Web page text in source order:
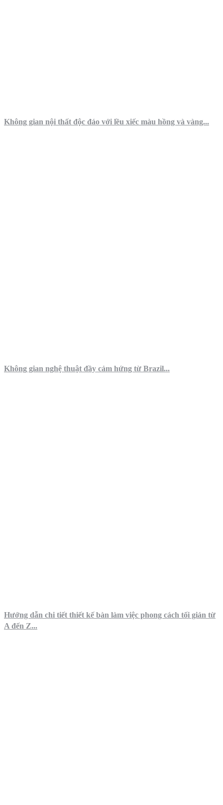
Không gian nội thất độc đáo với lều xiếc màu hồng và vàng...
Không gian nghệ thuật đầy cảm hứng từ Brazil...
Hướng dẫn chi tiết thiết kế bàn làm việc phong cách tối giản từ
A đến Z...